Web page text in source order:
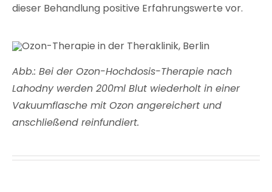
dieser Behandlung positive Erfahrungswerte vor.
Abb.: Bei der Ozon-Hochdosis-Therapie nach
Lahodny werden 200ml Blut wiederholt in einer
Vakuumflasche mit Ozon angereichert und
anschließend reinfundiert.